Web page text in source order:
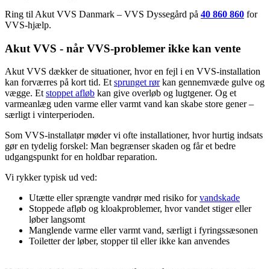
Ring til Akut VVS Danmark – VVS Dyssegård på 40 860 860 for
VVS-hjælp.
Akut VVS - når VVS-problemer ikke kan vente
Akut VVS dækker de situationer, hvor en fejl i en VVS-installation
kan forværres på kort tid. Etsprunget rørkan gennemvæde gulve og
vægge. Etstoppet afløb kan give overløb og lugtgener. Og et
varmeanlæg uden varme eller varmt vand kan skabe store gener –
særligt i vinterperioden.
Som VVS-installatør møder vi ofte installationer, hvor hurtig indsats
gør en tydelig forskel: Man begrænser skaden og får et bedre
udgangspunkt for en holdbar reparation.
Vi rykker typisk ud ved:
Utætte eller sprængte vandrør med risiko forvandskade
Stoppede afløb og kloakproblemer, hvor vandet stiger eller
løber langsomt
Manglende varme eller varmt vand, særligt i fyringssæsonen
Toiletter der løber, stopper til eller ikke kan anvendes